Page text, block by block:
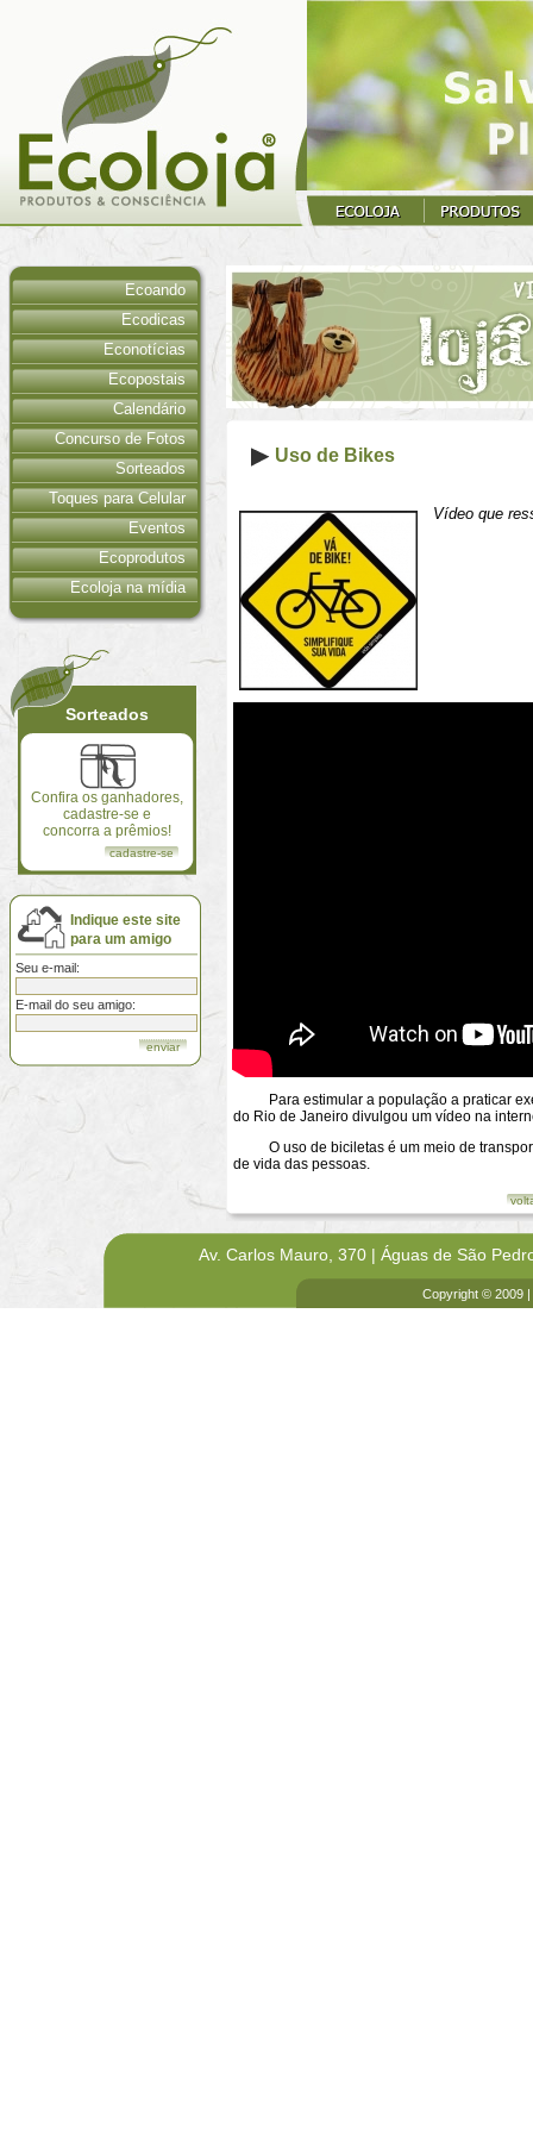
Ecoando
Ecodicas
Econotícias
Ecopostais
Calendário
Concurso de Fotos
Sorteados
Toques para Celular
Eventos
Ecoprodutos
Ecoloja na mídia
Sorteados
Confira os ganhadores,
cadastre-se e
concorra a prêmios!
cadastre-se
Indique este site
para um amigo
Seu e-mail:
E-mail do seu amigo:
Uso de Bikes
Vídeo que
Para estimular a população a praticar
do Rio de Janeiro divulgou um vídeo na
O uso de biciletas é um meio de
de vida das pessoas.
Av. Carlos Mauro, 370 | Águas de São
Copyright © 2009